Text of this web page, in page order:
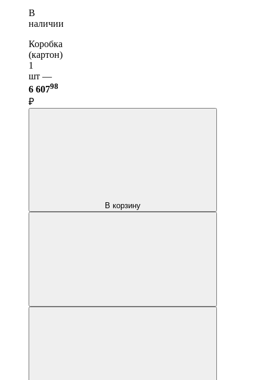
В
наличии
Коробка
(картон)
1
шт —
6 60798
₽
В корзину